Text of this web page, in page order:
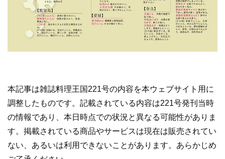
本記事は雑誌料理王国221号の内容を本ウェブサイト用に
調整したものです。記載されている内容は221号発刊当時
の情報であり、本日時点での状況と異なる可能性がありま
す。掲載されている商品やサービスは現在は販売されてい
ない、あるいは利用できないことがあります。あらかじめ